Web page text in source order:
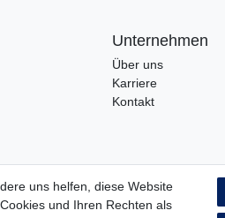
Unternehmen
Über uns
Karriere
Kontakt
uns helfen, diese Website
und Ihren Rechten als